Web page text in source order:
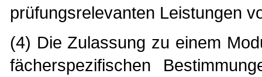
prüfungsrelevanten Leistungen
(4) Die Zulassung zu einem
fächerspezifischen